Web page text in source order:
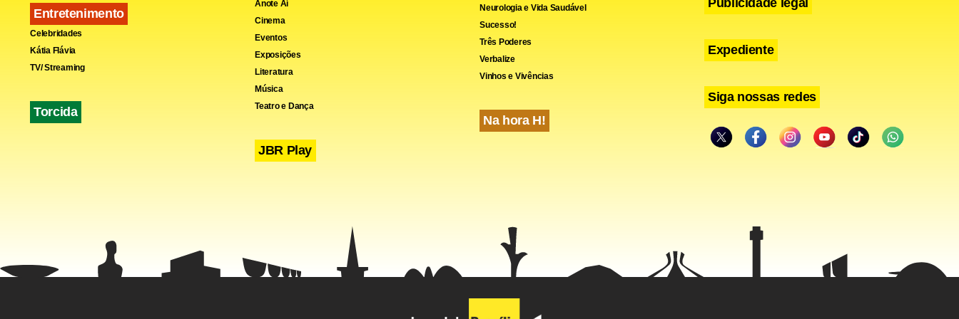
O câncer de laringe corresponde a 25% dos cânceres que acometem a região da cabeça
cura são de 95%. Dos 15 mil casos de câncer de laringe registrados anualmente no
Entretenimento
Celebridades
Kátia Flávia
TV/ Streaming
Torcida
Anote Aí
Cinema
Eventos
Exposições
Literatura
Música
Teatro e Dança
JBR Play
Neurologia e Vida Saudável
Sucesso!
Três Poderes
Verbalize
Vinhos e Vivências
Na hora H!
Expediente
Siga nossas redes